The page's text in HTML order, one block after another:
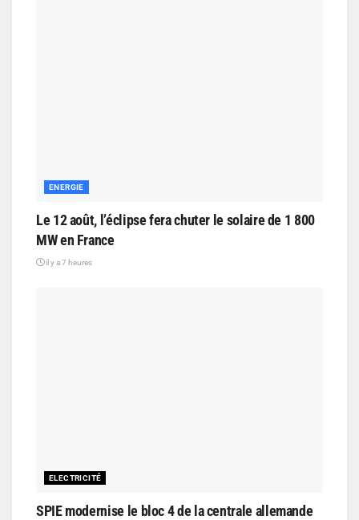
ENERGIE
Le 12 août, l’éclipse fera chuter le solaire de 1 800
MW en France
il y a 7 heures
ELECTRICITÉ
SPIE modernise le bloc 4 de la centrale allemande